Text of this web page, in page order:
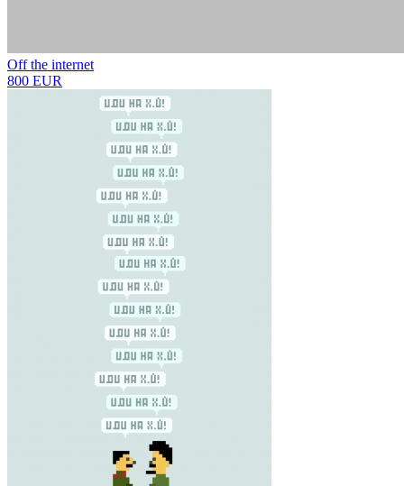
Off the internet
800 EUR